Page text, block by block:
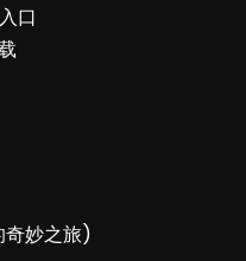
口
奇妙之旅)